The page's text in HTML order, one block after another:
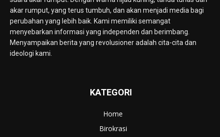
akar rumput, yang terus tumbuh, dan akan menjadi media bagi
perubahan yang lebih baik. Kami memiliki semangat
menyebarkan informasi yang independen dan berimbang.
Menyampaikan berita yang revolusioner adalah cita-cita dan
ideologi kami.
KATEGORI
Home
Birokrasi